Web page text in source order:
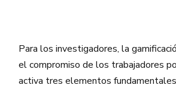
Para los investigadores, la
el compromiso de los trabajadores
activa tres elementos